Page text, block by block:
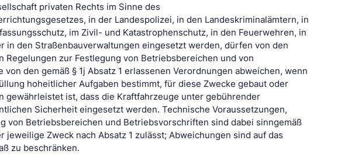
privaten Rechts im Sinne des
in der Landespolizei, in den Landeskriminalämtern, in
im Zivil- und Katastrophenschutz, in den Feuerwehren, in
in den Straßenbauverwaltungen eingesetzt werden, dürfen von den
Regelungen zur Festlegung von Betriebsbereichen und von
den gemäß § 1j Absatz 1 erlassenen Verordnungen abweichen, wenn
hoheitlicher Aufgaben bestimmt, für diese Zwecke gebaut oder
gewährleistet ist, dass die Kraftfahrzeuge unter gebührender
Sicherheit eingesetzt werden. Technische Voraussetzungen,
von Betriebsbereichen und Betriebsvorschriften sind dabei sinngemäß
jeweilige Zweck nach Absatz 1 zulässt; Abweichungen sind auf das
zu beschränken.